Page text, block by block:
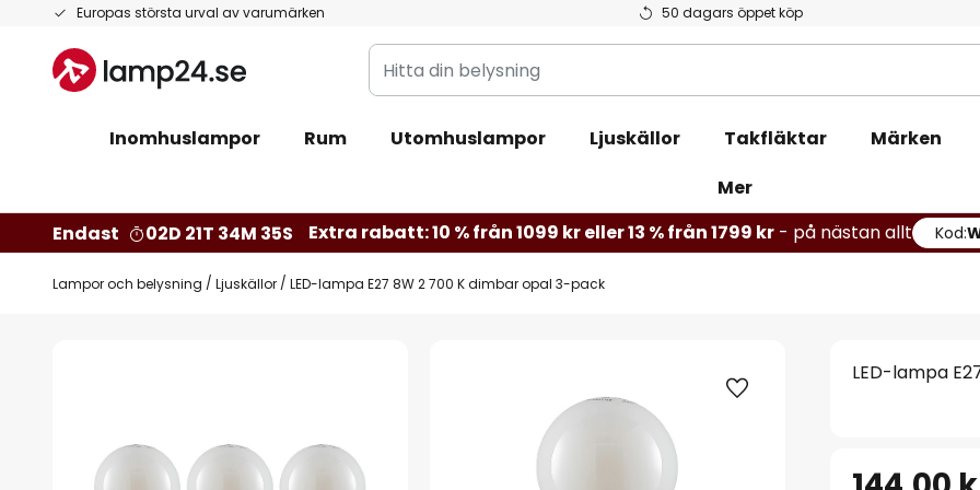
Europas största urval av varumärken 50 dagars öppet köp
Hoppa
innehållet
Hitta
din
Inomhuslampor
Rum Utomhuslampor Ljuskällor Takfläktar
Märken
Mer
Endast
02D 21T 34M 34S Extra rabatt: 10 % från 1099 kr eller 13 % från 1799 kr - på nästan allt Kod:
Lampor och belysning Ljuskällor LED-lampa E27 8W 2 700 K dimbar opal 3-pack
bildgalleriet
LED-lampa